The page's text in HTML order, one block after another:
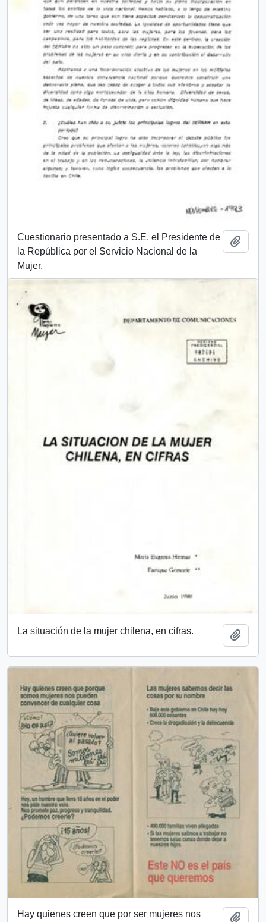
Cuestionario presentado a S.E. el Presidente de
la República por el Servicio Nacional de la
Mujer.
La situación de la mujer chilena, en cifras.
Hay quienes creen que por ser mujeres nos